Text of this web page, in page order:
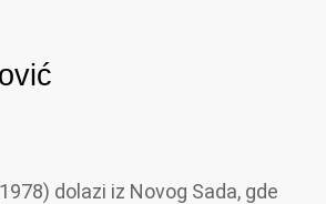
dolazi iz Novog Sada, gde